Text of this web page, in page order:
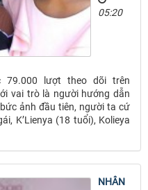
05:20
lượt theo dõi trên
vai trò là người hướng dẫn
ảnh đầu tiên, người ta cứ
K’Lienya (18 tuổi), Kolieya
NHÂN